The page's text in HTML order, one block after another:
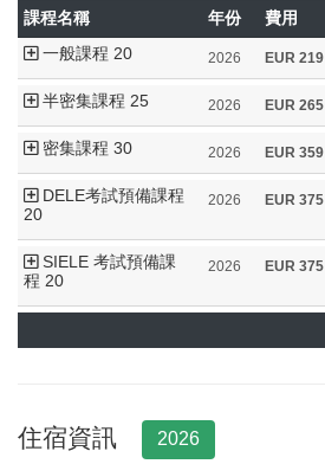
課程名稱 年份 費用
一般課程 20
2026 EUR 219
半密集課程 25 2026 EUR 265
密集課程 30 2026 EUR 359
DELE考試預備課程
20
2026 EUR 375
SIELE 考試預備課
程 20
2026 EUR 375
住宿資訊 2026